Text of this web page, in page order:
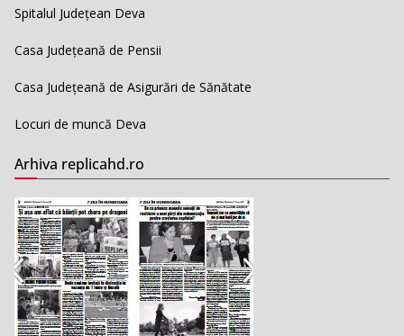
Spitalul Județean Deva
Casa Județeană de Pensii
Casa Județeană de Asigurări de Sănătate
Locuri de muncă Deva
Arhiva replicahd.ro